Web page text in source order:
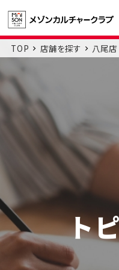
ト
TOP 店舗を探す 八尾店